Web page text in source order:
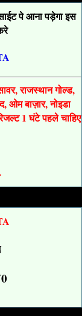
पे आना पड़ेगा इस
राजस्थान गोल्ड,
ओम बाज़ार, नोइडा
1 घंटे पहले चाहिए